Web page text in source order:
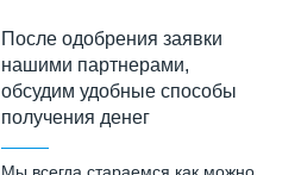
После одобрения заявки
нашими партнерами,
обсудим удобные способы
получения денег